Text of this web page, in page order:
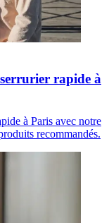
rapide à
à Paris avec notre
recommandés.